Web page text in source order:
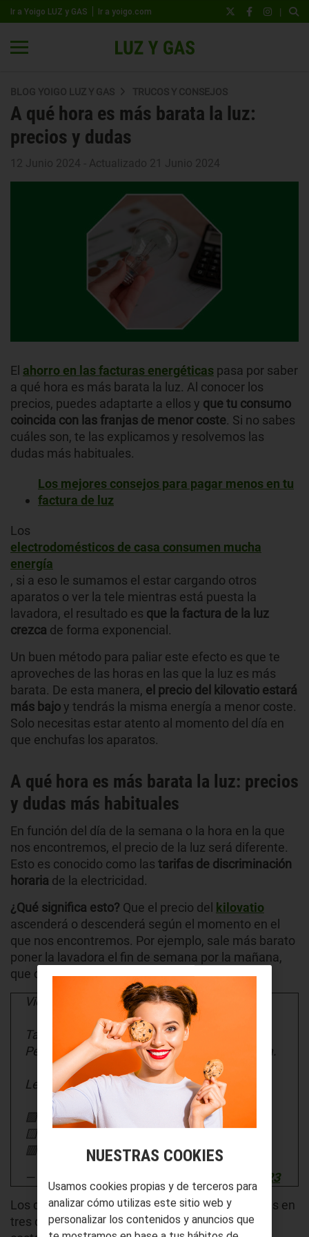
Ir a Yoigo LUZ y GAS Ir a yoigo.com |
BLOG YOIGO LUZ Y GAS TRUCOS Y CONSEJOS
A qué hora es más barata la luz:
precios y dudas
12 Junio 2024 - Actualizado 21 Junio 2024
El ahorro en las facturas energéticas pasa por saber
a qué hora es más barata la luz. Al conocer los
precios, puedes adaptarte a ellos y que tu consumo
coincida con las franjas de menor coste. Si no sabes
cuáles son, te las explicamos y resolvemos las
dudas más habituales.
Los mejores consejos para pagar menos en tu
factura de luz
Los
electrodomésticos de casa consumen mucha
energía
, si a eso le sumamos el estar cargando otros
aparatos o ver la tele mientras está puesta la
lavadora, el resultado es que la factura de la luz
crezca de forma exponencial.
Un buen método para paliar este efecto es que te
aproveches de las horas en las que la luz es más
barata. De esta manera, el precio del kilovatio estará
más bajoy tendrás la misma energía a menor coste.
Solo necesitas estar atento al momento del día en
que enchufas los aparatos.
A qué hora es más barata la luz: precios
y dudas más habituales
En función del día de la semana o la hora en la que
nos encontremos, el precio de la luz será diferente.
Esto es conocido como las tarifas de discriminación
horaria de la electricidad.
¿Qué significa esto? Que el precio del kilovatio
ascenderá o descenderá según el momento en el
que nos encontremos. Por ejemplo, sale más barato
poner la lavadora el fin de semana por la mañana,
que cualquier martes a la misma hora.
Viernes, 10 de Febrero de 2023
Tarifa PVPC (2.0 TD). Precios de la Luz para
Península, Baleares, Canarias, Ceuta y Melilla.
Leyenda:
🟩 Hora en período VALLE.
🟨 Hora en período LLANO.
🟥 Hora en período PUNTA.🔽
— Man L.Go🔻 (@ManL_Go6)
February 9, 2023
Los días de la semana y las horas están divididas en
tres diferentes franjas, cada una de ellas con un
NUESTRAS COOKIES
Usamos cookies propias y de terceros para
analizar cómo utilizas este sitio web y
personalizar los contenidos y anuncios que